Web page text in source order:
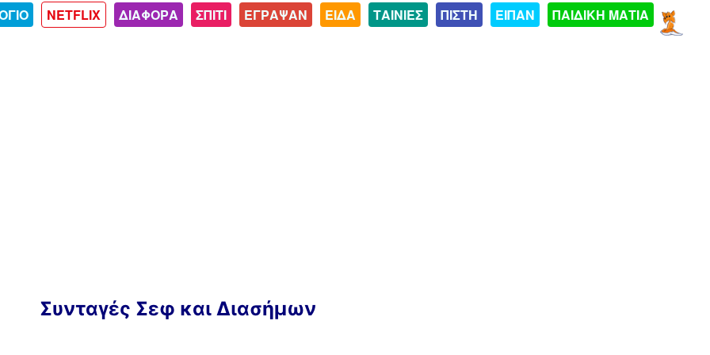
NETFLIX ΔΙΑΦΟΡΑ ΣΠΙΤΙ ΕΓΡΑΨΑΝ ΕΙΔΑ ΤΑΙΝΙΕΣ ΠΙΣΤΗ ΕΙΠΑΝ ΠΑΙΔΙΚΗ ΜΑΤΙΑ
Συνταγές Σεφ και Διασήμων